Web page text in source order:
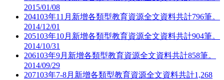
2015/01/08
204103年11月新增各類型教育資源全文資料共計796筆。
2014/12/01
205103年10月新增各類型教育資源全文資料共計904筆。
2014/10/31
206103年9月新增各類型教育資源全文資料共計858筆。
2014/09/29
207103年7-8月新增各類型教育資源全文資料共計1,268